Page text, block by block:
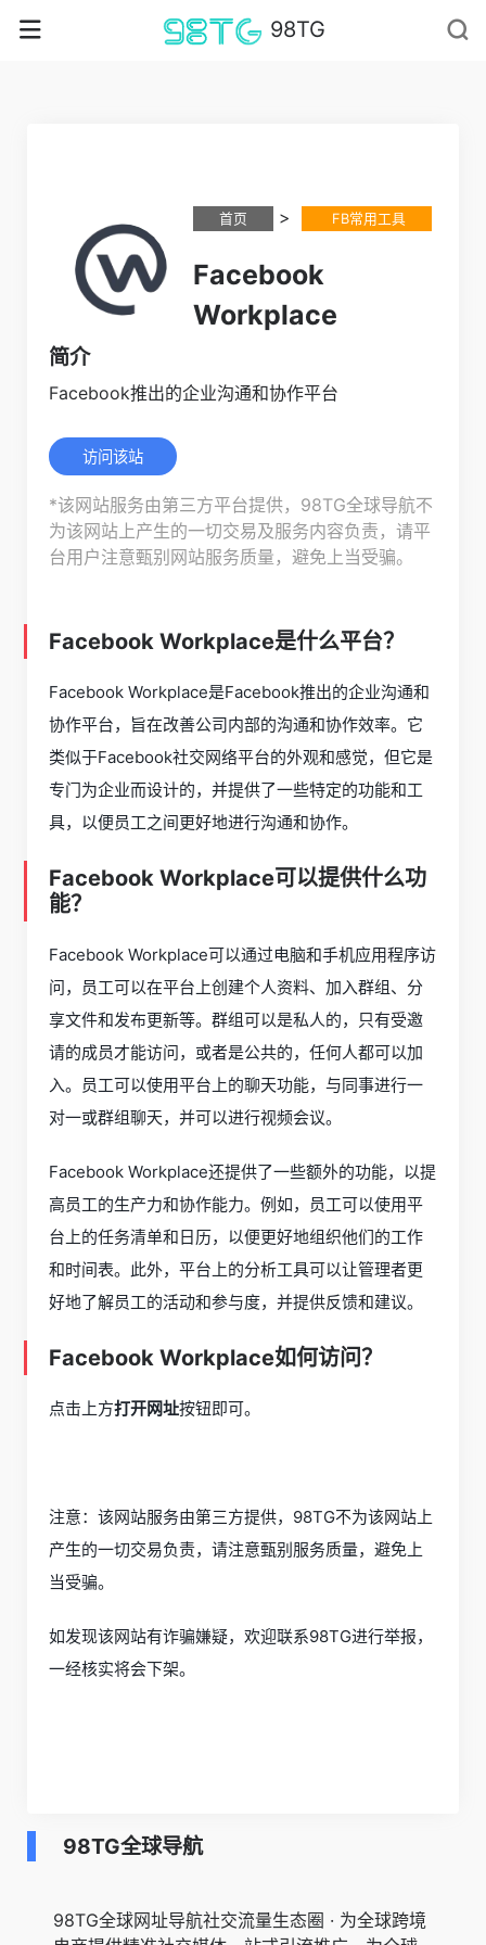
98TG
首页 > FB常用工具
Facebook
Workplace
简介
Facebook推出的企业沟通和协作平台
访问该站
*该网站服务由第三方平台提供，98TG全球导航不
为该网站上产生的一切交易及服务内容负责，请平
台用户注意甄别网站服务质量，避免上当受骗。
Facebook Workplace是什么平台？
Facebook Workplace是Facebook推出的企业沟通和
协作平台，旨在改善公司内部的沟通和协作效率。它
类似于Facebook社交网络平台的外观和感觉，但它是
专门为企业而设计的，并提供了一些特定的功能和工
具，以便员工之间更好地进行沟通和协作。
Facebook Workplace可以提供什么功
能？
Facebook Workplace可以通过电脑和手机应用程序访
问，员工可以在平台上创建个人资料、加入群组、分
享文件和发布更新等。群组可以是私人的，只有受邀
请的成员才能访问，或者是公共的，任何人都可以加
入。员工可以使用平台上的聊天功能，与同事进行一
对一或群组聊天，并可以进行视频会议。
Facebook Workplace还提供了一些额外的功能，以提
高员工的生产力和协作能力。例如，员工可以使用平
台上的任务清单和日历，以便更好地组织他们的工作
和时间表。此外，平台上的分析工具可以让管理者更
好地了解员工的活动和参与度，并提供反馈和建议。
Facebook Workplace如何访问？
点击上方打开网址按钮即可。
注意：该网站服务由第三方提供，98TG不为该网站上
产生的一切交易负责，请注意甄别服务质量，避免上
当受骗。
如发现该网站有诈骗嫌疑，欢迎联系98TG进行举报，
一经核实将会下架。
98TG全球导航
98TG全球网址导航社交流量生态圈 · 为全球跨境